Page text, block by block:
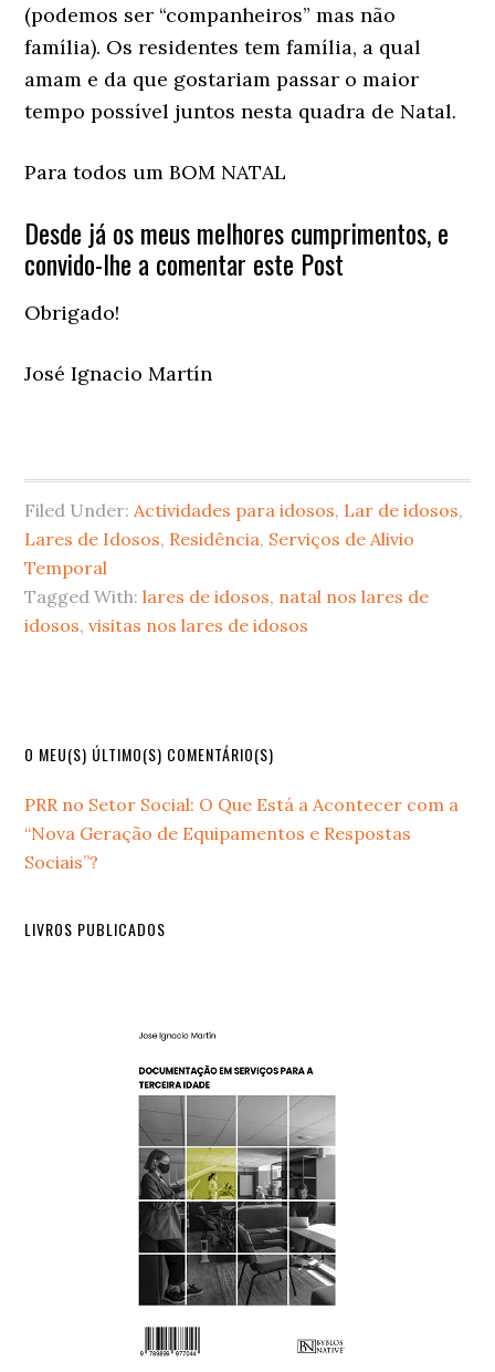
(podemos ser “companheiros” mas não
família). Os residentes tem família, a qual
amam e da que gostariam passar o maior
tempo possível juntos nesta quadra de Natal.
Para todos um BOM NATAL
Desde já os meus melhores cumprimentos, e
convido-lhe a comentar este Post
Obrigado!
José Ignacio Martín
Filed Under: Actividades para idosos, Lar de idosos,
Lares de Idosos, Residência, Serviços de Alivio
Temporal
Tagged With:lares de idosos, natal nos lares de
idosos,visitas nos lares de idosos
Primary
Sidebar
O MEU(S) ÚLTIMO(S) COMENTÁRIO(S)
PRR no Setor Social: O Que Está a Acontecer com a
“Nova Geração de Equipamentos e Respostas
Sociais”?
LIVROS PUBLICADOS